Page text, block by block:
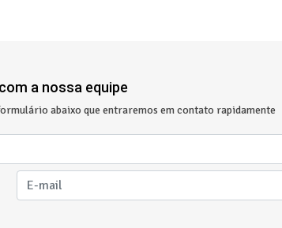
a nossa equipe
abaixo que entraremos em contato rapidamente